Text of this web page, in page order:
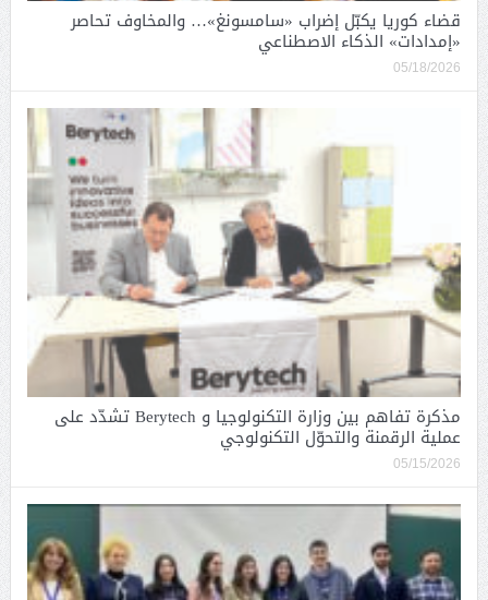
قضاء كوريا يكبّل إضراب «سامسونغ»… والمخاوف تحاصر
«إمدادات» الذكاء الاصطناعي
05/18/2026
مذكرة تفاهم بين وزارة التكنولوجيا و Berytech تشدّد على
عملية الرقمنة والتحوّل التكنولوجي
05/15/2026